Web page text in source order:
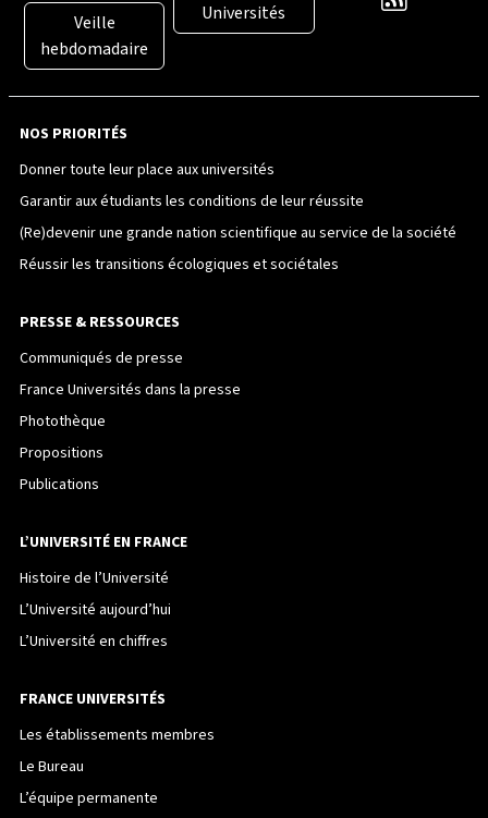
Veille
hebdomadaire
Universités
NOS PRIORITÉS
Donner toute leur place aux universités
Garantir aux étudiants les conditions de leur réussite
(Re)devenir une grande nation scientifique au service de la société
Réussir les transitions écologiques et sociétales
PRESSE & RESSOURCES
Communiqués de presse
France Universités dans la presse
Photothèque
Propositions
Publications
L’UNIVERSITÉ EN FRANCE
Histoire de l’Université
L’Université aujourd’hui
L’Université en chiffres
FRANCE UNIVERSITÉS
Les établissements membres
Le Bureau
L’équipe permanente